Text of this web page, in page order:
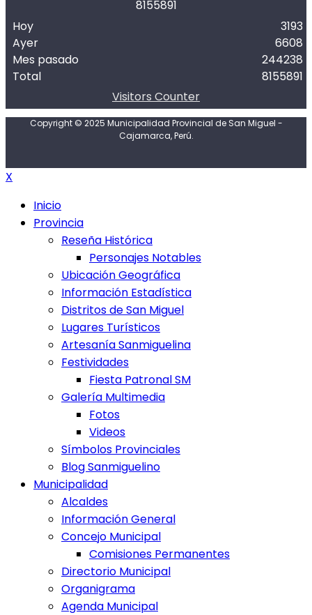
8155891
Hoy
Ayer
Mes pasado
Total
3193
6608
244238
8155891
Visitors Counter
Copyright © 2025 Municipalidad Provincial de San Miguel -
Cajamarca, Perú.
X
Inicio
Provincia
Reseña Histórica
Personajes Notables
Ubicación Geográfica
Información Estadística
Distritos de San Miguel
Lugares Turísticos
Artesanía Sanmiguelina
Festividades
Fiesta Patronal SM
Galería Multimedia
Fotos
Videos
Símbolos Provinciales
Blog Sanmiguelino
Municipalidad
Alcaldes
Información General
Concejo Municipal
Comisiones Permanentes
Directorio Municipal
Organigrama
Agenda Municipal